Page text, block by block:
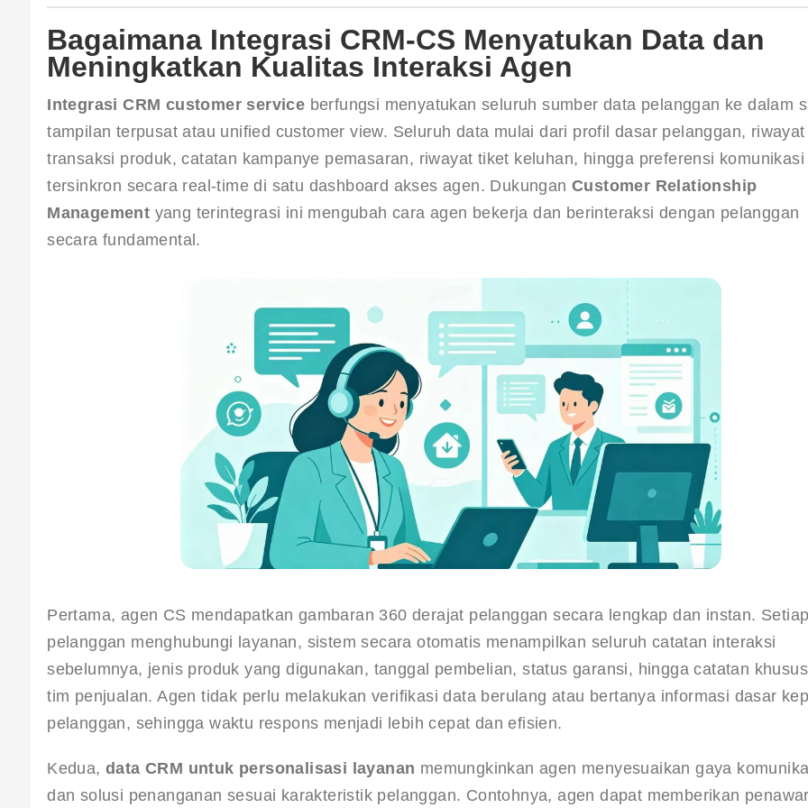
Bagaimana Integrasi CRM-CS Menyatukan Data dan
Meningkatkan Kualitas Interaksi Agen
Integrasi CRM customer service berfungsi menyatukan seluruh sumber data pelanggan ke dalam
tampilan terpusat atau unified customer view. Seluruh data mulai dari profil dasar pelanggan, riwayat
transaksi produk, catatan kampanye pemasaran, riwayat tiket keluhan, hingga preferensi komunikasi
tersinkron secara real-time di satu dashboard akses agen. Dukungan Customer Relationship
Management yang terintegrasi ini mengubah cara agen bekerja dan berinteraksi dengan pelanggan
secara fundamental.
Pertama, agen CS mendapatkan gambaran 360 derajat pelanggan secara lengkap dan instan.
pelanggan menghubungi layanan, sistem secara otomatis menampilkan seluruh catatan interaksi
sebelumnya, jenis produk yang digunakan, tanggal pembelian, status garansi, hingga catatan
tim penjualan. Agen tidak perlu melakukan verifikasi data berulang atau bertanya informasi dasar
pelanggan, sehingga waktu respons menjadi lebih cepat dan efisien.
Kedua, data CRM untuk personalisasi layanan memungkinkan agen menyesuaikan gaya
dan solusi penanganan sesuai karakteristik pelanggan. Contohnya, agen dapat memberikan